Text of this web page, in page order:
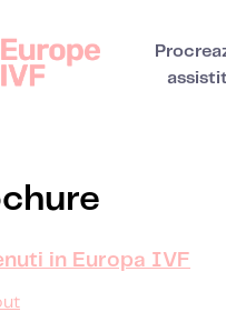
in Europa IVF